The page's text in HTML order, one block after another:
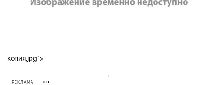
копия.jpg">
РЕКЛАМА